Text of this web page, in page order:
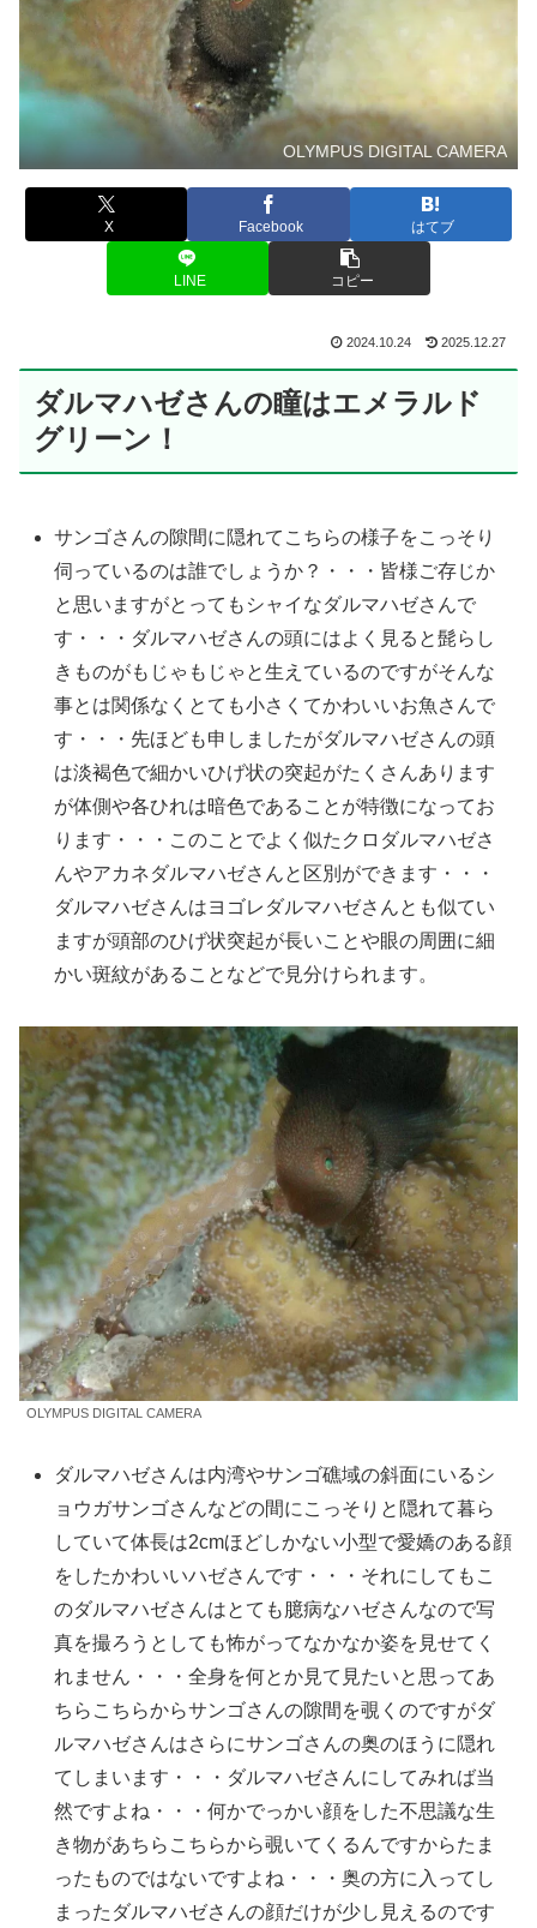
OLYMPUS DIGITAL CAMERA
X Facebook はてブ
LINE コピー
2024.10.24 2025.12.27
ダルマハゼさんの瞳はエメラルド
グリーン！
サンゴさんの隙間に隠れてこちらの様子をこっそり
伺っているのは誰でしょうか？・・・皆様ご存じか
と思いますがとってもシャイなダルマハゼさんで
す・・・ダルマハゼさんの頭にはよく見ると髭らし
きものがもじゃもじゃと生えているのですがそんな
事とは関係なくとても小さくてかわいいお魚さんで
す・・・先ほども申しましたがダルマハゼさんの頭
は淡褐色で細かいひげ状の突起がたくさんあります
が体側や各ひれは暗色であることが特徴になってお
ります・・・このことでよく似たクロダルマハゼさ
んやアカネダルマハゼさんと区別ができます・・・
ダルマハゼさんはヨゴレダルマハゼさんとも似てい
ますが頭部のひげ状突起が長いことや眼の周囲に細
かい斑紋があることなどで見分けられます。
OLYMPUS DIGITAL CAMERA
ダルマハゼさんは内湾やサンゴ礁域の斜面にいるシ
ョウガサンゴさんなどの間にこっそりと隠れて暮ら
していて体長は2cmほどしかない小型で愛嬌のある顔
をしたかわいいハゼさんです・・・それにしてもこ
のダルマハゼさんはとても臆病なハゼさんなので写
真を撮ろうとしても怖がってなかなか姿を見せてく
れません・・・全身を何とか見て見たいと思ってあ
ちらこちらからサンゴさんの隙間を覗くのですがダ
ルマハゼさんはさらにサンゴさんの奥のほうに隠れ
てしまいます・・・ダルマハゼさんにしてみれば当
然ですよね・・・何かでっかい顔をした不思議な生
き物があちらこちらから覗いてくるんですからたま
ったものではないですよね・・・奥の方に入ってし
まったダルマハゼさんの顔だけが少し見えるのです